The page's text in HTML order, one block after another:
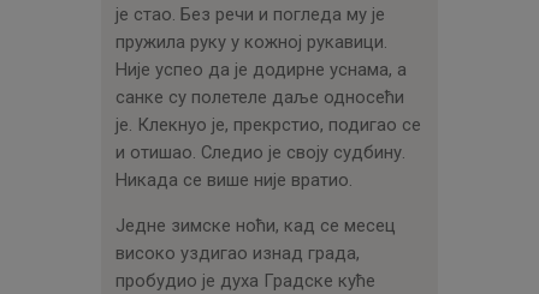
је стао. Без речи и погледа му је
пружила руку у кожној рукавици.
Није успео да је додирне уснама, а
санке су полетеле даље односећи
је. Клекнуо је, прекрстио, подигао се
и отишао. Следио је своју судбину.
Никада се више није вратио.
Једне зимске ноћи, кад се месец
високо уздигао изнад града,
пробудио је духа Градске куће